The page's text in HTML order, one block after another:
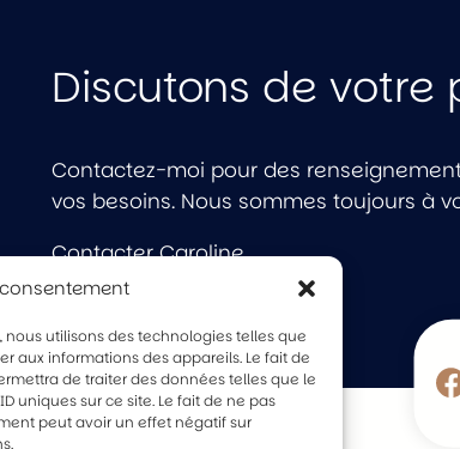
nous utilisons des technologies telles que
aux informations des appareils. Le fait de
de traiter des données telles que le
uniques sur ce site. Le fait de ne pas
peut avoir un effet négatif sur
Discutons de votre
Contactez-moi pour des
vos besoins. Nous sommes toujours à
Contacter Caroline